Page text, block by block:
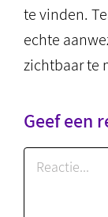
te vinden.
echte
zichtbaar te
Geef een
Reactie